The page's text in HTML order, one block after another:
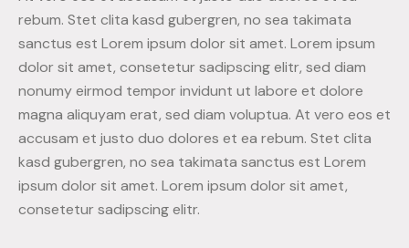
rebum. Stet clita kasd gubergren, no sea takimata
sanctus est Lorem ipsum dolor sit amet. Lorem ipsum
dolor sit amet, consetetur sadipscing elitr, sed diam
nonumy eirmod tempor invidunt ut labore et dolore
magna aliquyam erat, sed diam voluptua. At vero eos et
accusam et justo duo dolores et ea rebum. Stet clita
kasd gubergren, no sea takimata sanctus est Lorem
ipsum dolor sit amet. Lorem ipsum dolor sit amet,
consetetur sadipscing elitr.